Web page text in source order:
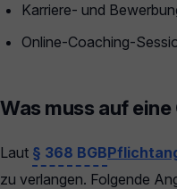
Karriere- und
Online-Coaching-
Was muss auf
Laut § 368 BGB
zu verlangen. Folgende